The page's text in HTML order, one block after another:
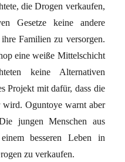
die Drogen verkaufen,
Gesetze keine andere
Familien zu versorgen.
eine weiße Mittelschicht
keine Alternativen
Projekt mit dafür, dass die
Oguntoye warnt aber
jungen Menschen aus
besseren Leben in
zu verkaufen.